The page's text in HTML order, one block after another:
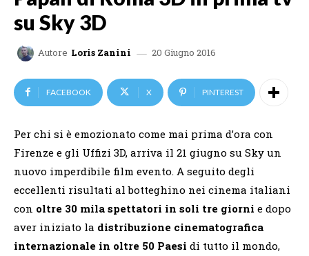
su Sky 3D
Autore Loris Zanini 20 Giugno 2016
FACEBOOK X PINTEREST
Per chi si è emozionato come mai prima d’ora con
Firenze e gli Uffizi 3D, arriva il 21 giugno su Sky un
nuovo imperdibile film evento. A seguito degli
eccellenti risultati al botteghino nei cinema italiani
con oltre 30 mila spettatori in soli tre giorni e dopo
aver iniziato la distribuzione cinematografica
internazionale in oltre 50 Paesi di tutto il mondo,